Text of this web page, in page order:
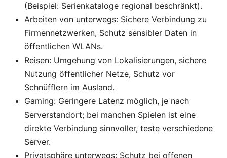
(Beispiel: Serienkataloge regional beschränkt).
Arbeiten von unterwegs: Sichere Verbindung zu
Firmennetzwerken, Schutz sensibler Daten in
öffentlichen WLANs.
Reisen: Umgehung von Lokalisierungen, sichere
Nutzung öffentlicher Netze, Schutz vor
Schnüfflern im Ausland.
Gaming: Geringere Latenz möglich, je nach
Serverstandort; bei manchen Spielen ist eine
direkte Verbindung sinnvoller, teste verschiedene
Server.
Privatsphäre unterwegs: Schutz bei offenen